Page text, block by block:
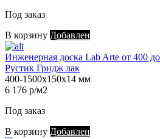
Под заказ
В корзину Добавлен
Инженерная доска Lab Arte от 400
Рустик Гридж лак
400-1500х150х14 мм
6 176 р/м2
Под заказ
В корзину Добавлен